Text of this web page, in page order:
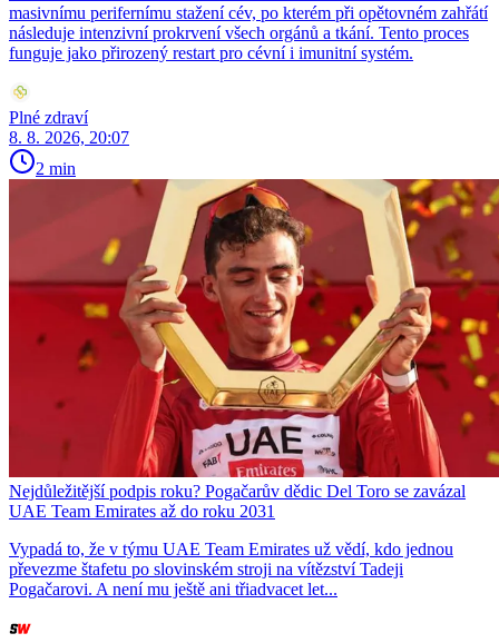
masivnímu perifernímu stažení cév, po kterém při opětovném zahřátí
následuje intenzivní prokrvení všech orgánů a tkání. Tento proces
funguje jako přirozený restart pro cévní i imunitní systém.
Plné zdraví
8. 8. 2026, 20:07
2 min
Nejdůležitější podpis roku? Pogačarův dědic Del Toro se zavázal
UAE Team Emirates až do roku 2031
Vypadá to, že v týmu UAE Team Emirates už vědí, kdo jednou
převezme štafetu po slovinském stroji na vítězství Tadeji
Pogačarovi. A není mu ještě ani třiadvacet let...